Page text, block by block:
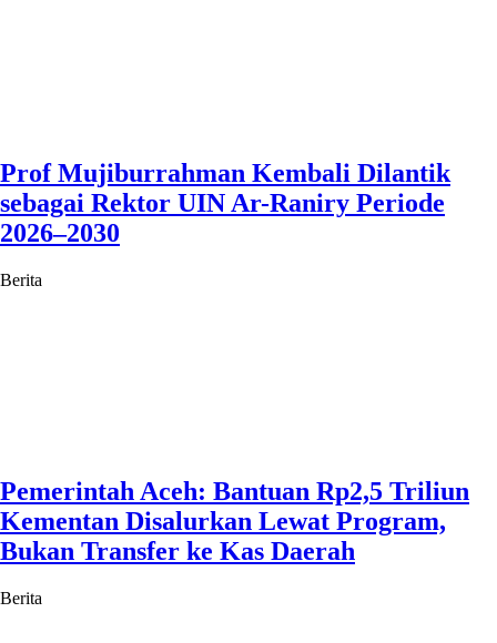
Prof Mujiburrahman Kembali Dilantik
sebagai Rektor UIN Ar-Raniry Periode
2026–2030
Berita
Pemerintah Aceh: Bantuan Rp2,5 Triliun
Kementan Disalurkan Lewat Program,
Bukan Transfer ke Kas Daerah
Berita